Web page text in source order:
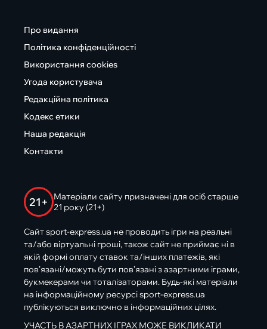
Про видання
Політика конфіденційності
Використання cookies
Угода користувача
Редакційна політика
Кодекс етики
Наша редакція
Контакти
21+
Матеріали сайту призначені для осіб старше
21 року (21+)
Сайт sport-express.ua не проводить ігри на реальні
та/або віртуальні гроші, також сайт не приймає ні в
якій формі оплату ставок та/інших платежів, які
пов’язані/можуть бути пов’язані з азартними іграми,
букмекерами чи тоталізаторами. Будь-які матеріали
на інформаційному ресурсі sport-express.ua
публікуються виключно в інформаційних цілях.
УЧАСТЬ В АЗАРТНИХ ІГРАХ МОЖЕ ВИКЛИКАТИ